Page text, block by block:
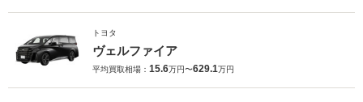
トヨタ
ヴェルファイア
平均買取相場： 15.6万円〜629.1万円